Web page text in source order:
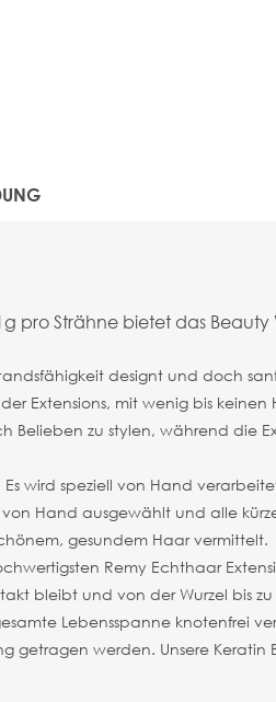
pro Strähne bietet das
designt und doch
Extensions, mit wenig bis
zu stylen, während die
wird speziell von Hand
Hand ausgewählt und alle
gesundem Haar vermittelt.
Remy Echthaar
bleibt und von der Wurzel bis
Lebensspanne knotenfrei
werden. Unsere Keratin